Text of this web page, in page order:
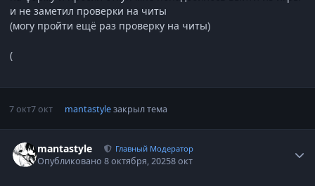
и не заметил проверки на читы
(могу пройти ещё раз проверку на читы)
(
7 окт7 окт mantastyleзакрыл тема
mantastyle Главный Модератор
Опубликовано8 октября, 20258 окт